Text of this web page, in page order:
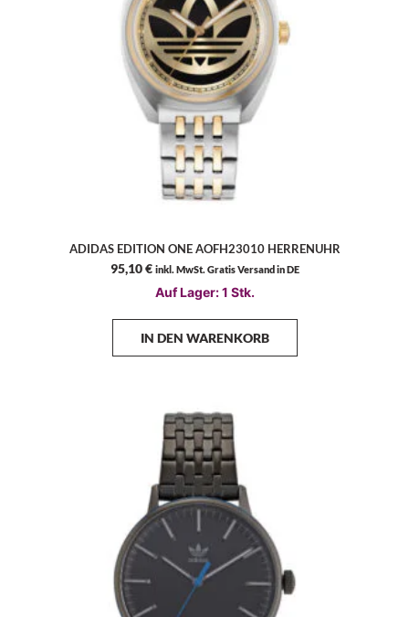
ADIDAS EDITION ONE AOFH23010 HERRENUHR
95,10€ inkl. MwSt. Gratis Versand in DE
Auf Lager: 1 Stk.
IN DEN WARENKORB